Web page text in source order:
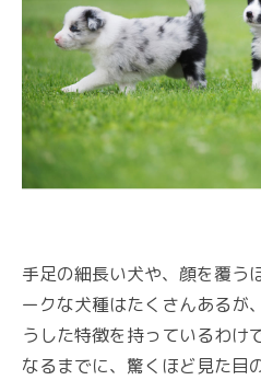
手足の細長い犬や、顔を覆う
ークな犬種はたくさんあるが
うした特徴を持っているわけ
なるまでに、驚くほど見た目